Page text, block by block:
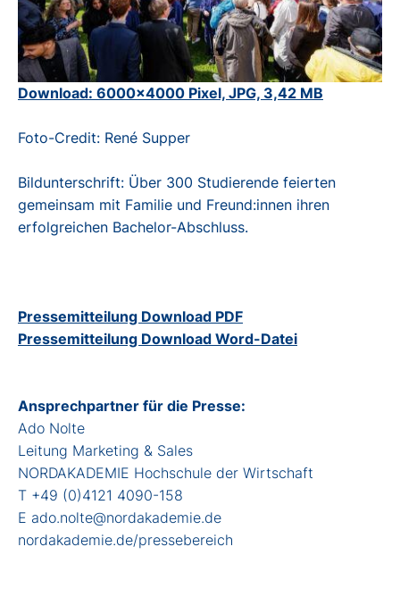
Download: 6000x4000 Pixel, JPG, 3,42 MB
Foto-Credit: René Supper
Bildunterschrift: Über 300 Studierende feierten
gemeinsam mit Familie und Freund:innen ihren
erfolgreichen Bachelor-Abschluss.
Pressemitteilung Download PDF
Pressemitteilung Download Word-Datei
Ansprechpartner für die Presse:
Ado Nolte
Leitung Marketing & Sales
NORDAKADEMIE Hochschule der Wirtschaft
T +49 (0)4121 4090-158
E ado.nolte@nordakademie.de
nordakademie.de/pressebereich